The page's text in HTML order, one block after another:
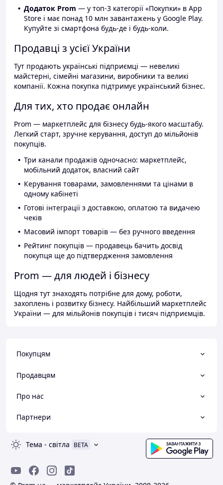
Додаток Prom — у топ-3 категорії «Покупки» в App
Store і має понад 10 млн завантажень у Google Play.
Купуйте зі смартфона будь-де і будь-коли.
Продавці з усієї України
Тут продають українські підприємці — невеликі
майстерні, сімейні магазини, виробники та великі
компанії. Кожна покупка підтримує український бізнес.
Для тих, хто продає онлайн
Prom — маркетплейс для бізнесу будь-якого масштабу.
Легкий старт, зручне керування, доступ до мільйонів
покупців.
Три канали продажів одночасно: маркетплейс,
мобільний додаток, власний сайт
Керування товарами, замовленнями та цінами в
одному кабінеті
Готові інтеграції з доставкою, оплатою та видачею
чеків
Масовий імпорт товарів — без ручного введення
Рейтинг покупців — продавець бачить досвід
покупця ще до підтвердження замовлення
Prom — для людей і бізнесу
Щодня тут знаходять потрібне для дому, роботи,
захоплень і розвитку бізнесу. Найбільший маркетплейс
України — для мільйонів покупців і тисяч підприємців.
Покупцям
Продавцям
Про нас
Партнери
Тема - світла BETA